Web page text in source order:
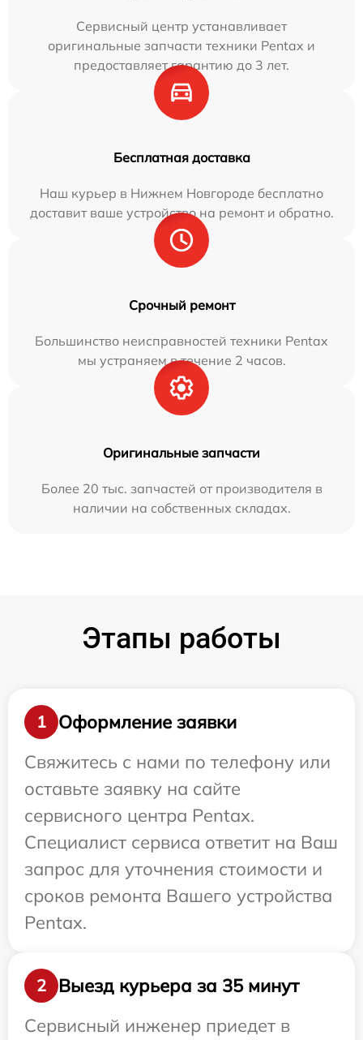
Сервисный центр устанавливает
оригинальные запчасти техники Pentax и
предоставляет гарантию до 3 лет.
Бесплатная доставка
Наш курьер в Нижнем Новгороде бесплатно
доставит ваше устройство на ремонт и обратно.
Срочный ремонт
Большинство неисправностей техники Pentax
мы устраняем в течение 2 часов.
Оригинальные запчасти
Более 20 тыс. запчастей от производителя в
наличии на собственных складах.
Этапы работы
1
Оформление заявки
Свяжитесь с нами по телефону или
оставьте заявку на сайте
сервисного центра Pentax.
Специалист сервиса ответит на Ваш
запрос для уточнения стоимости и
сроков ремонта Вашего устройства
Pentax.
2
Выезд курьера за 35 минут
Сервисный инженер приедет в